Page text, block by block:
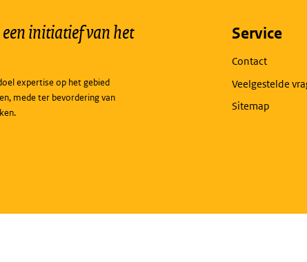
een initiatief van het
expertise op het gebied
mede ter bevordering van
Service
Contact
Veelgestelde
Sitemap